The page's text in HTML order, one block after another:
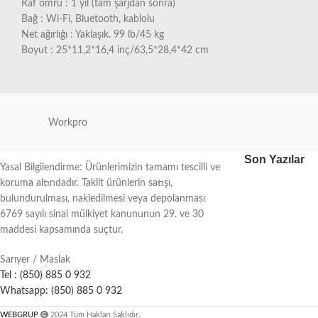
Raf ömrü : 1 yıl (tam şarjdan sonra)
Bağ : Wi-Fi, Bluetooth, kablolu
Net ağırlığı : Yaklaşık. 99 lb/45 kg
Boyut : 25*11,2*16,4 inç/63,5*28,4*42 cm
Workpro
Yasal Bilgilendirme: Ürünlerimizin tamamı tescilli ve
koruma altındadır. Taklit ürünlerin satışı,
bulundurulması, nakledilmesi veya depolanması
6769 sayılı sinai mülkiyet kanununun 29. ve 30
maddesi kapsamında suçtur.
Sarıyer / Maslak
Tel : (850) 885 0 932
Whatsapp: (850) 885 0 932
Son Yazılar
WEBGRUP 2024 Tüm Hakları Saklıdır.